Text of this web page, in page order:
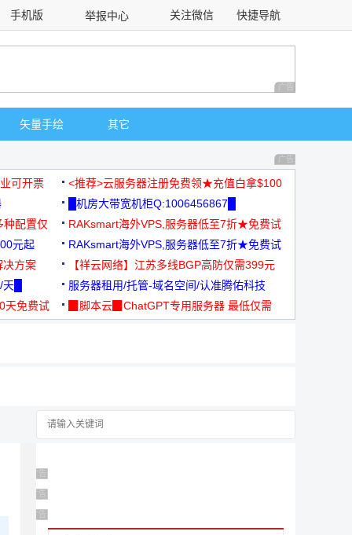
手机版 举报中心 关注微信 快捷导航
广告 商业广告，理
矢量手绘 其它
广告 商业广告，理
可开票
<推荐>云服务器注册免费领★充值白拿$100
█机房大带宽机柜Q:1006456867█
种配置仅
RAKsmart海外VPS,服务器低至7折★免费试
用★
元起
RAKsmart海外VPS,服务器低至7折★免费试
用★
决方案
【祥云网络】江苏多线BGP高防仅需399元
█
服务器租用/托管-域名空间/认准腾佑科技
免费试
▉脚本云▉ChatGPT专用服务器 最低仅需
广告 商业广告，理性选择
广告 商业广告，理性选择
广告 商业广告，理性选择